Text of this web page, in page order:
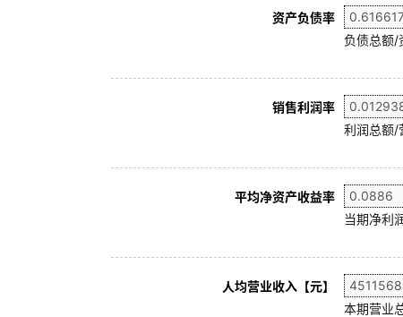
资产负债率
负债总额/
销售利润率
利润总额/
平均净资产收益率
当期净利
人均营业收入【元】
本期营业